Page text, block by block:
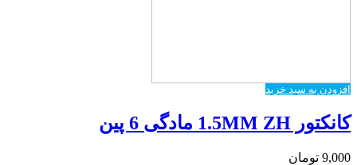
افزودن به سبد خرید
کانکتور 1.5MM ZH مادگی 6 پین
9,000 تومان